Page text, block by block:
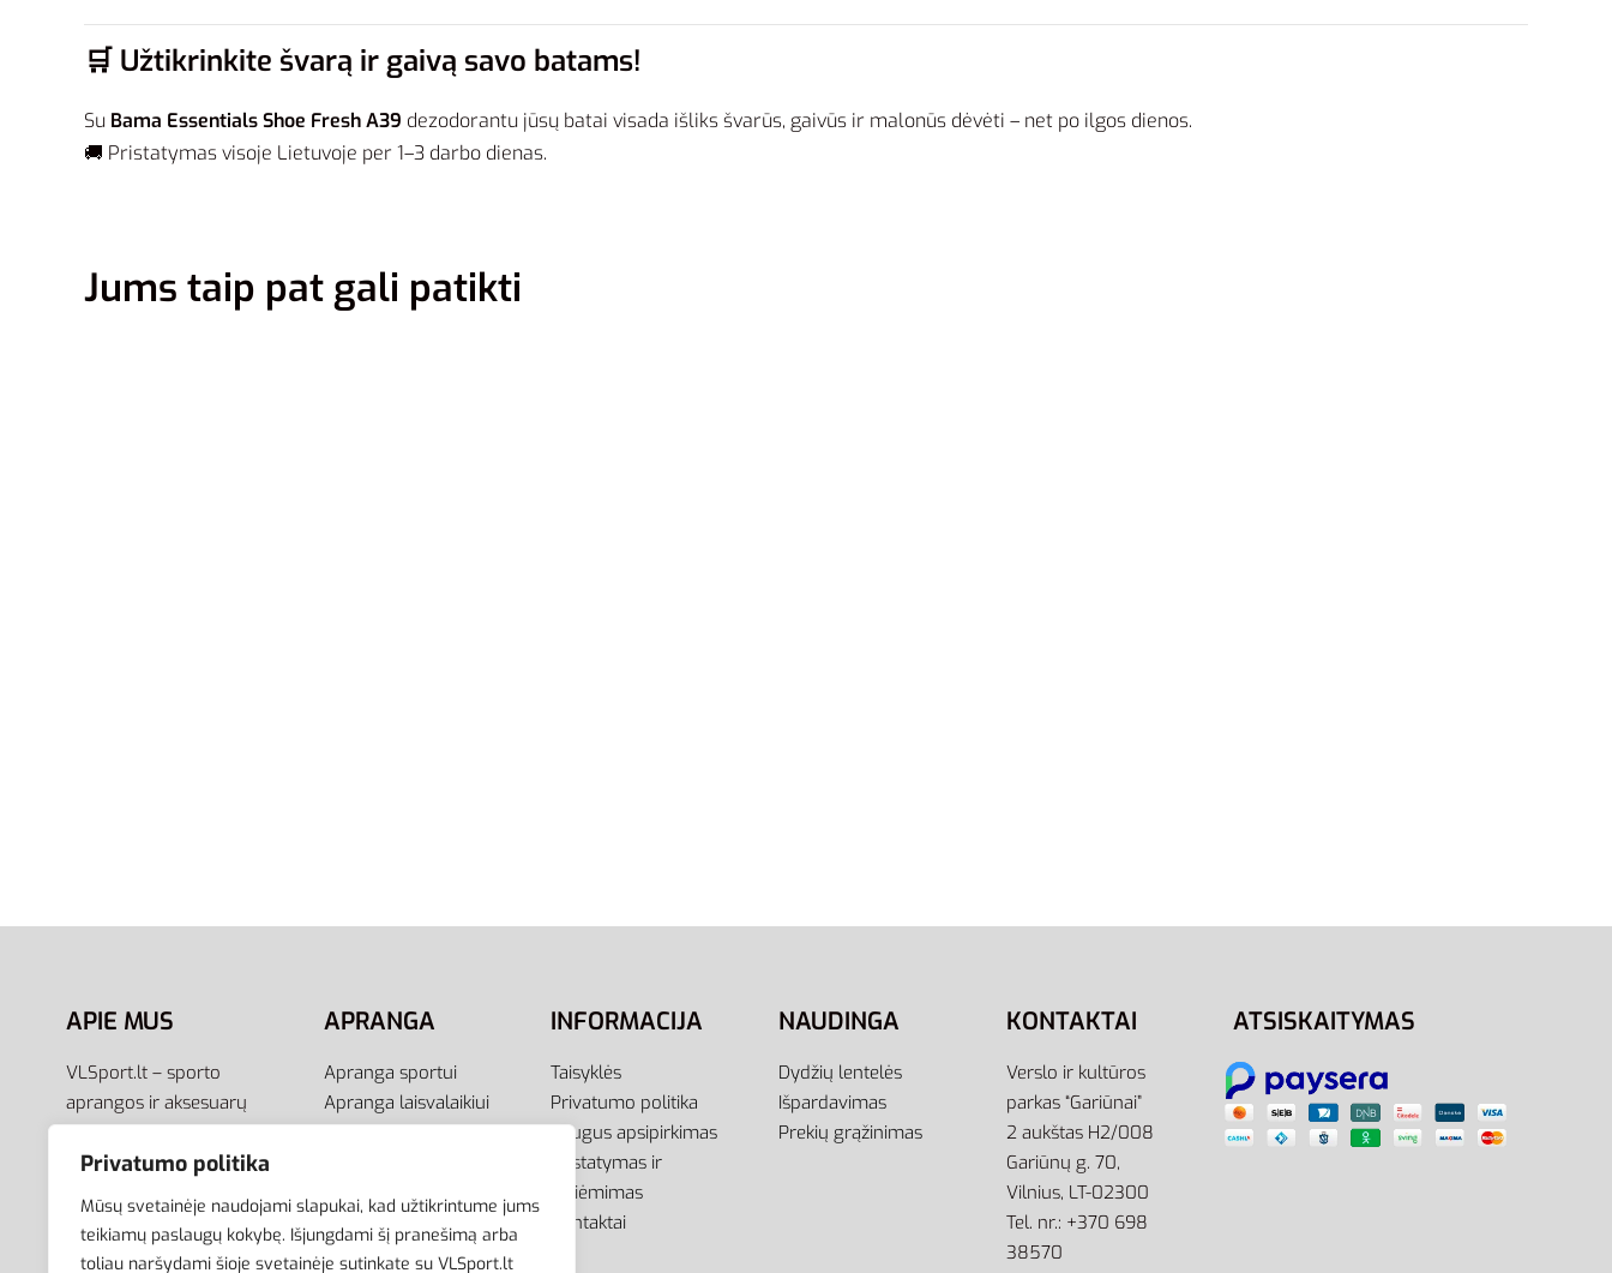
Privatumo politika
Mūsų svetainėje naudojami slapukai, kad užtikrintume jums
teikiamų paslaugų kokybę. Išjungdami šį pranešimą arba
toliau naršydami šioje svetainėje sutinkate su VLSport.lt
🛒 Užtikrinkite švarą ir gaivą savo batams!
Su Bama Essentials Shoe Fresh A39 dezodorantu jūsų batai visada išliks švarūs, gaivūs ir malonūs dėvėti – net po ilgos dienos.
🚚 Pristatymas visoje Lietuvoje per 1–3 darbo dienas.
Jums taip pat gali patikti
Į krepšelį
APIE MUS
VLSport.lt – sporto
aprangos ir aksesuarų
el.parduotuvė aktyviam
gyvenimo būdui. Čia rasite
vyrams, moterims bei
vaikams.
APRANGA
Apranga sportui
Apranga laisvalaikiui
Avalynė
INFORMACIJA
Taisyklės
Privatumo politika
Saugus apsipirkimas
Pristatymas ir
atsiėmimas
Kontaktai
NAUDINGA
Dydžių lentelės
Išpardavimas
Prekių grąžinimas
KONTAKTAI
Verslo ir kultūros
parkas “Gariūnai”
2 aukštas H2/008
Gariūnų g. 70,
Vilnius, LT-02300
Tel. nr.: +370 698
38570
ATSISKAITYMAS